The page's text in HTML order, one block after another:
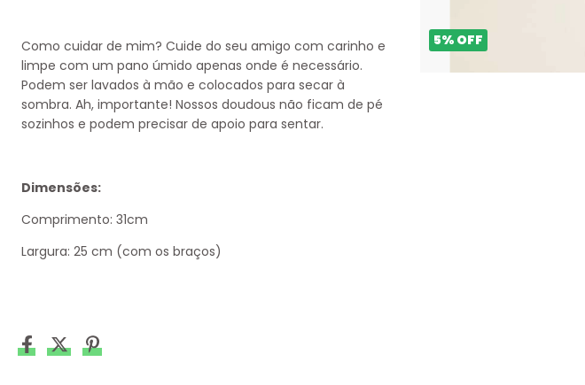
Como cuidar de mim? Cuide do seu amigo com carinho e
limpe com um pano úmido apenas onde é necessário.
Podem ser lavados à mão e colocados para secar à
sombra. Ah, importante! Nossos doudous não ficam de pé
sozinhos e podem precisar de apoio para sentar.
Dimensões:
Comprimento: 31cm
Largura: 25 cm (com os braços)
5% OFF